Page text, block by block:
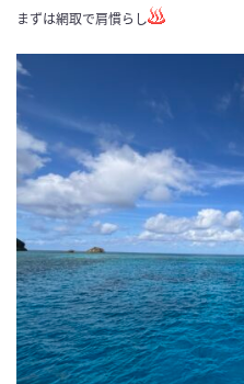
まずは網取で肩慣らし